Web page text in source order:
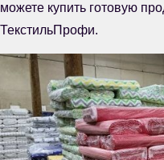
можете купить готовую
ТекстильПрофи.